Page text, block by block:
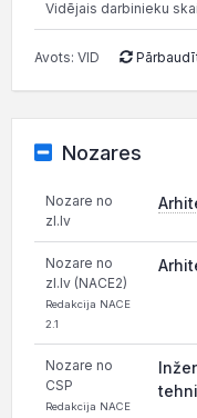
Vidējais darbinieku
Avots: VID
Nozares
Nozare no
zl.lv
Nozare no
zl.lv (NACE2)
Redakcija NACE
2.1
Nozare no
CSP
Redakcija NACE